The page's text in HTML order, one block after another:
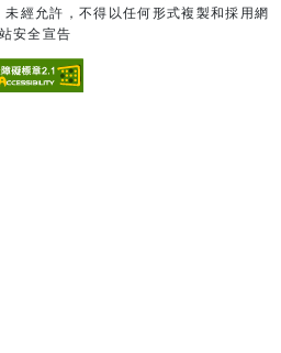
經允許，不得以任何形式複製和採用網
站安全宣告